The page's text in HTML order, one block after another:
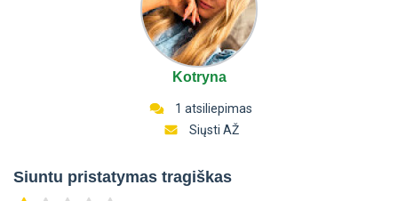
Kotryna
1 atsiliepimas
Siųsti AŽ
Siuntu pristatymas tragiškas